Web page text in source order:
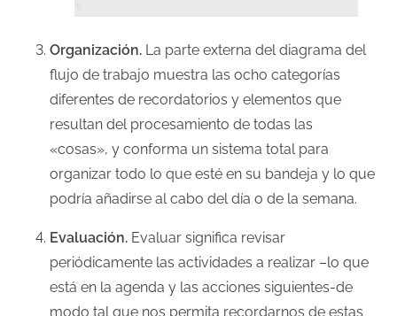
Organización. La parte externa del diagrama del
flujo de trabajo muestra las ocho categorías
diferentes de recordatorios y elementos que
resultan del procesamiento de todas las
«cosas», y conforma un sistema total para
organizar todo lo que esté en su bandeja y lo que
podría añadirse al cabo del día o de la semana.
Evaluación. Evaluar significa revisar
periódicamente las actividades a realizar –lo que
está en la agenda y las acciones siguientes-de
modo tal que nos permita recordarnos de estas